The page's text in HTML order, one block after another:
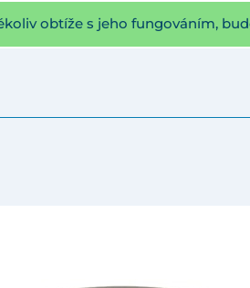
obtíže s jeho fungováním,